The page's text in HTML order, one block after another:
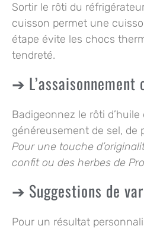
Sortir le rôti du
cuisson permet une
étape évite les chocs
tendreté.
Badigeonnez le rôti d’huile
généreusement de sel, de
Pour une touche
confit ou des herbes de
Suggestions de
Pour un résultat